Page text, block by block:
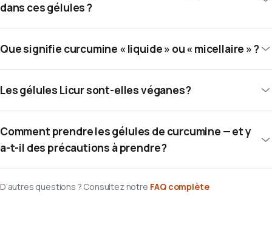
dans ces gélules ?
Que signifie curcumine « liquide » ou « micellaire » ?
Les gélules Licur sont-elles véganes ?
Comment prendre les gélules de curcumine — et y
a-t-il des précautions à prendre ?
D’autres questions ? Consultez notre FAQ complète